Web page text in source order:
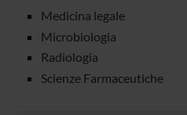
Medicina legale
Microbiologia
Radiologia
Scienze Farmaceutiche